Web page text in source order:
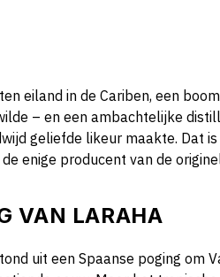
eiland in de Cariben, een
– en een ambachtelijke
geliefde likeur maakte. Dat
de enige producent van de
VAN LARAHA
uit een Spaanse poging om